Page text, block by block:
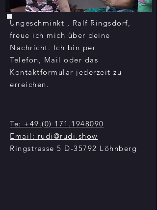
Ungeschminkt , Ralf Ringsdorf,
freue ich mich über deine
Nachricht. Ich bin per
Telefon, Mail oder das
Kontaktformular jederzeit zu
erreichen.
Te: +49.(0) 171.1948090
Email: rudi@rudi.show
Ringstrasse 5 D-35792 Löhnberg